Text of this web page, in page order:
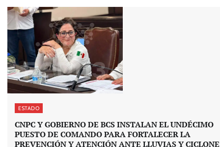
ESTADO
CNPC Y GOBIERNO DE BCS INSTALAN EL UNDÉCIMO
PUESTO DE COMANDO PARA FORTALECER LA
PREVENCIÓN Y ATENCIÓN ANTE LLUVIAS Y